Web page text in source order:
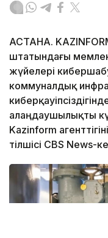
АСТАНА.
штатындағы
жүйелері
коммуналдық
алаңдаушылықты
Kazinform
тілшісі CBS News-